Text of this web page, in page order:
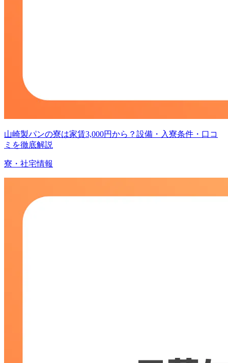
山崎製パンの寮は家賃3,000円から？設備・入寮条件・口コ
ミを徹底解説
寮・社宅情報